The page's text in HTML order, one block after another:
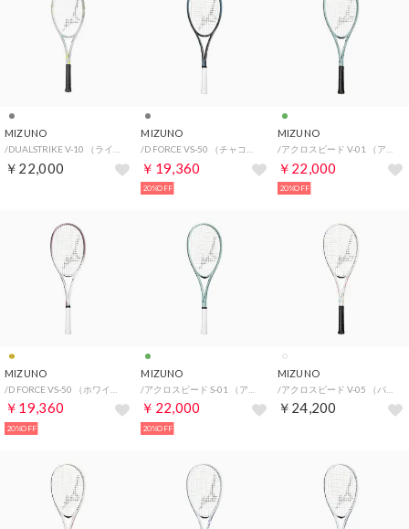
MIZUNO
￥22,000
MIZUNO
￥19,360
20%OFF
MIZUNO
￥22,000
20%OFF
MIZUNO
￥19,360
20%OFF
MIZUNO
￥22,000
20%OFF
MIZUNO
/アクロスピード V-05 （パールホワイト×ターコイズ）
￥24,200